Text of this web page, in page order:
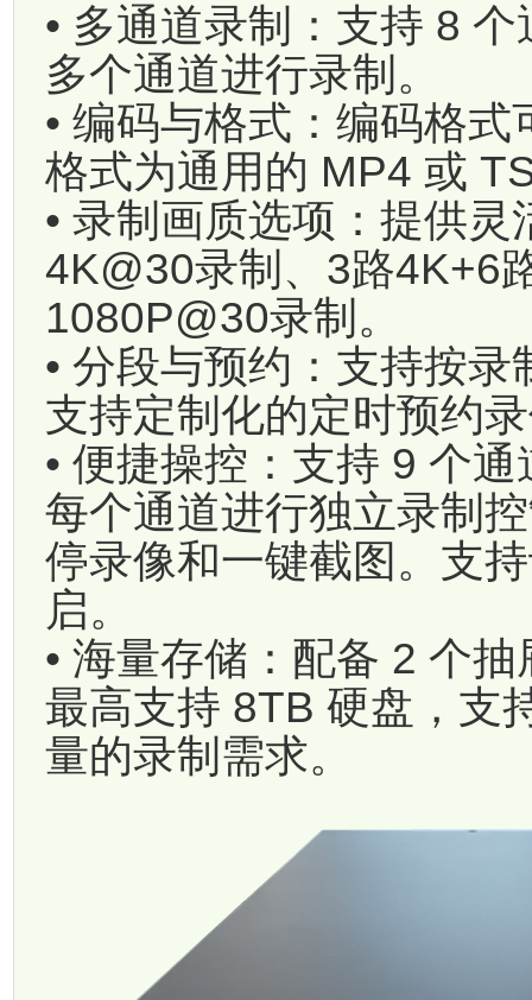
• 多通道录制：支持 8
多个通道进行录制。
• 编码与格式：编码格
格式为通用的 MP4 或
• 录制画质选项：提供
4K@30录制、3路4K+6
1080P@30录制。
• 分段与预约：支持按
支持定制化的定时预约
• 便捷操控：支持 9 个
每个通道进行独立录制
停录像和一键截图。支
启。
• 海量存储：配备 2 个
最高支持 8TB 硬盘，支
量的录制需求。